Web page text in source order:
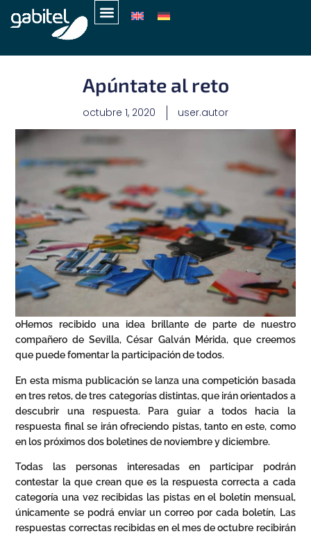
Apúntate al reto
octubre 1, 2020 user.autor
oHemos recibido una idea brillante de parte de nuestro
compañero de Sevilla, César Galván Mérida, que creemos
que puede fomentar la participación de todos.
En esta misma publicación se lanza una competición basada
en tres retos, de tres categorías distintas, que irán orientados a
descubrir una respuesta. Para guiar a todos hacia la
respuesta final se irán ofreciendo pistas, tanto en este, como
en los próximos dos boletines de noviembre y diciembre.
Todas las personas interesadas en participar podrán
contestar la que crean que es la respuesta correcta a cada
categoría una vez recibidas las pistas en el boletín mensual,
únicamente se podrá enviar un correo por cada boletín, Las
respuestas correctas recibidas en el mes de octubre recibirán